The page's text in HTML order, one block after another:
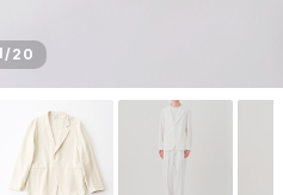
/20